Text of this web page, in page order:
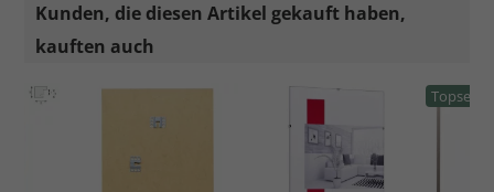
Kunden, die diesen Artikel gekauft haben,
kauften auch
Topseller